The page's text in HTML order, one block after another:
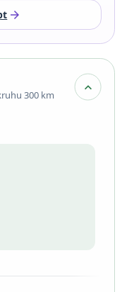
arrow_forward
300 km expand_more